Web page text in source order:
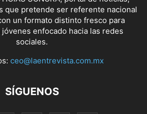
que pretende ser referente nacional
un formato distinto fresco para
enfocado hacia las redes
sociales.
ceo@laentrevista.com.mx
SÍGUENOS